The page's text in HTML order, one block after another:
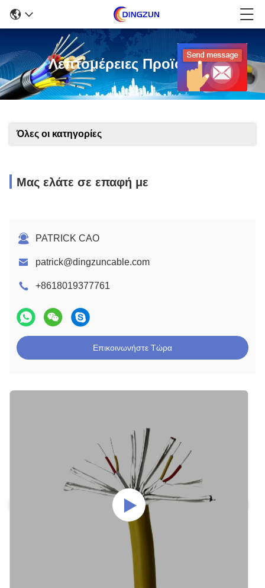
Λεπτομέρειες Προϊόντων
Όλες οι κατηγορίες
Μας ελάτε σε επαφή με
PATRICK CAO
patrick@dingzuncable.com
+8618019377761
Επικοινωνήστε Τώρα